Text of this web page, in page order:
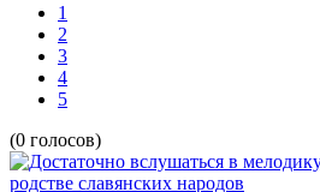
1
2
3
4
5
(0 голосов)